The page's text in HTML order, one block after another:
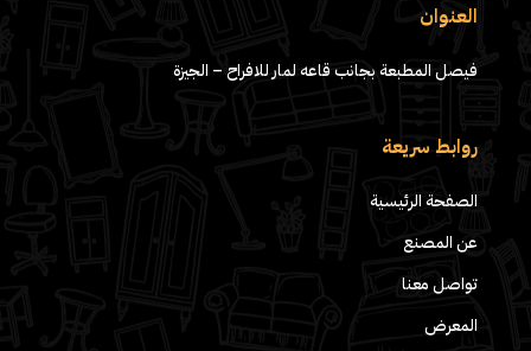
العنوان
فيصل المطبعة بجانب قاعه لمار للافراح – الجيزة
روابط سريعة
الصفحة الرئيسية
عن المصنع
تواصل معنا
المعرض